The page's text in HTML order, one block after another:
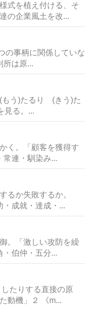
式を植え付ける、そ
の企業風土を改...
の事柄に関係していな
は原...
もう)たるり (きう)た
る。...
く。「顧客を獲得す
連・馴染み...
るか失敗するか。
成就・達成・...
。「激しい攻防を繰
伯仲・五分...
たりする直接の原
動機」２ 《m...